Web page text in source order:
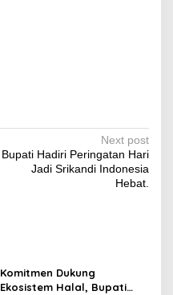
Next post
Bupati Hadiri Peringatan Hari
Jadi Srikandi Indonesia
Hebat.
Komitmen Dukung
Ekosistem Halal, Bupati